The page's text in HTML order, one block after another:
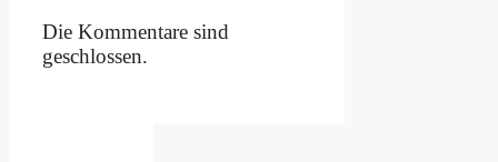
Die Kommentare sind
geschlossen.